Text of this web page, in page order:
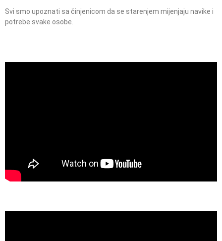
Svi smo upoznati sa činjenicom da se starenjem mijenjaju navike i
potrebe svake osobe.